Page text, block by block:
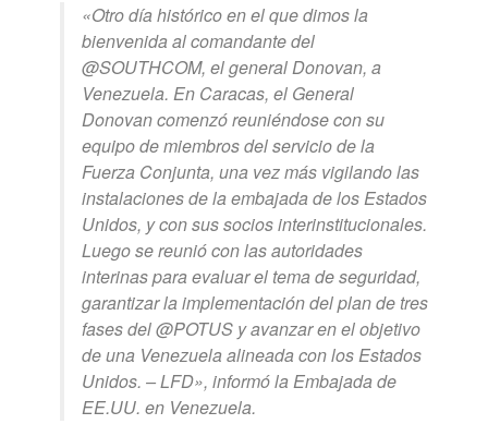
«Otro día histórico en el que dimos la
bienvenida al comandante del
@SOUTHCOM, el general Donovan, a
Venezuela. En Caracas, el General
Donovan comenzó reuniéndose con su
equipo de miembros del servicio de la
Fuerza Conjunta, una vez más vigilando las
instalaciones de la embajada de los Estados
Unidos, y con sus socios interinstitucionales.
Luego se reunió con las autoridades
interinas para evaluar el tema de seguridad,
garantizar la implementación del plan de tres
fases del @POTUS y avanzar en el objetivo
de una Venezuela alineada con los Estados
Unidos. – LFD», informó la Embajada de
EE.UU. en Venezuela.